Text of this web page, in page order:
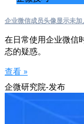
企业微信成员头像显示未
在日常使用企业微信
态的疑惑。
查看 »
企微研究院-发布